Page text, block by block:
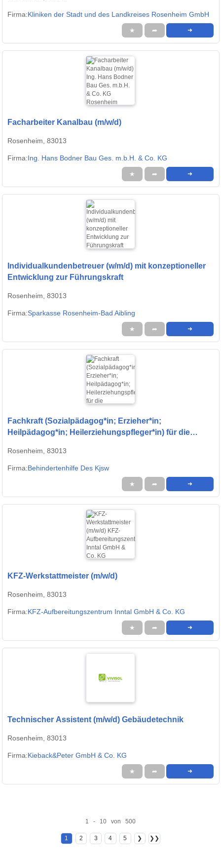
Firma:Kliniken der Stadt und des Landkreises Rosenheim GmbH
★ ➦ ➜
Facharbeiter Kanalbau (m/w/d)
Rosenheim, 83013
Firma:Ing. Hans Bodner Bau Ges. m.b.H. & Co. KG
★ ➦ ➜
Individualkundenbetreuer (w/m/d) mit konzeptioneller
Entwicklung zur Führungskraft
Rosenheim, 83013
Firma:Sparkasse Rosenheim-Bad Aibling
★ ➦ ➜
Fachkraft (Sozialpädagog*in; Erzieher*in;
Heilpädagog*in; Heilerziehungspfleger*in) für die
Rosenheim, 83013
Firma:Behindertenhilfe Des Kjsw
★ ➦ ➜
KFZ-Werkstattmeister (m/w/d)
Rosenheim, 83013
Firma:KFZ-Aufbereitungszentrum Inntal GmbH & Co. KG
★ ➦ ➜
Technischer Assistent (m/w/d) Gebäudetechnik
Rosenheim, 83013
Firma:Kieback&Peter GmbH & Co. KG
★ ➦ ➜
1 - 10 von 500
1 2 3 4 5 ❯ ❯❯